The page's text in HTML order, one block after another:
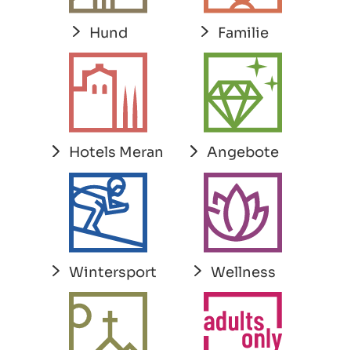
Hund Familie
Hotels Meran Angebote
Wintersport Wellness